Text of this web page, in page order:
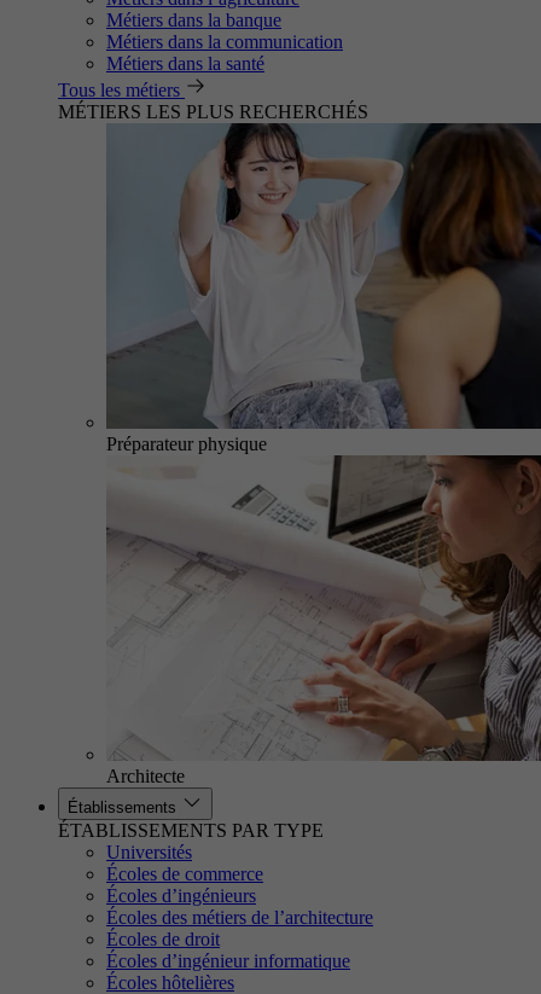
Métiers dans la banque
Métiers dans la communication
Métiers dans la santé
Tous les métiers
MÉTIERS LES PLUS RECHERCHÉS
Préparateur physique
Architecte
Établissements
ÉTABLISSEMENTS PAR TYPE
Universités
Écoles de commerce
Écoles d’ingénieurs
Écoles des métiers de l’architecture
Écoles de droit
Écoles d’ingénieur informatique
Écoles hôtelières